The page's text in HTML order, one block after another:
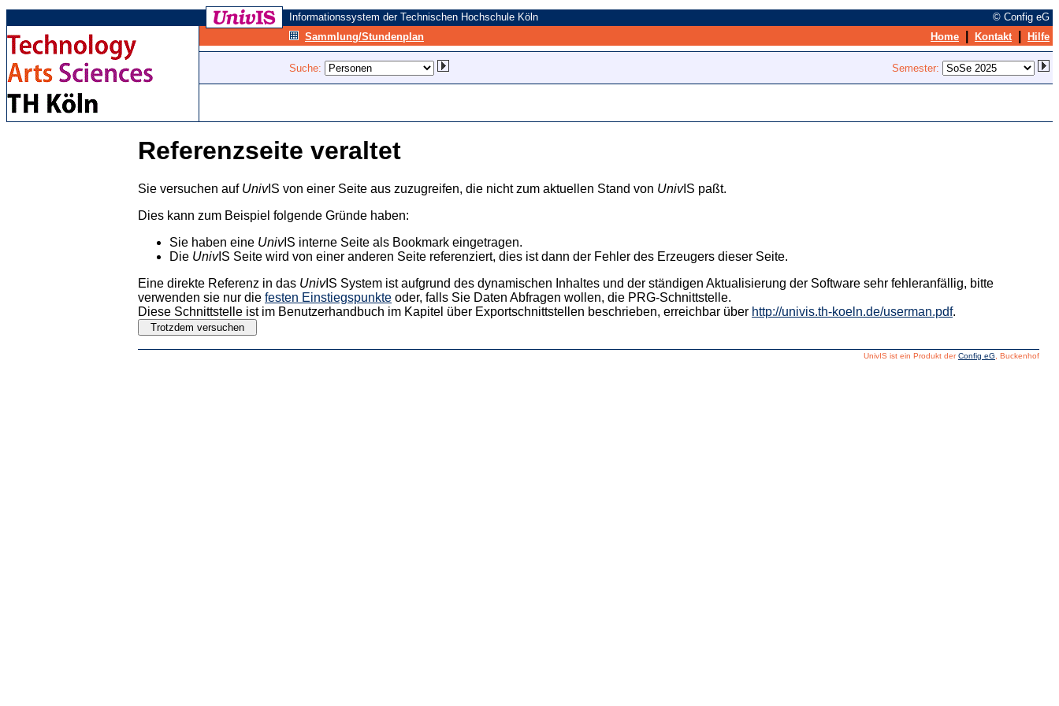
Informationssystem der Technischen Hochschule Köln
© Config eG
Sammlung/Stundenplan
Home Kontakt Hilfe
Suche: Semester:
Referenzseite veraltet
Sie versuchen auf UnivIS von einer Seite aus zuzugreifen, die nicht zum aktuellen Stand von UnivIS paßt.
Dies kann zum Beispiel folgende Gründe haben:
Sie haben eine UnivIS interne Seite als Bookmark eingetragen.
Die UnivIS Seite wird von einer anderen Seite referenziert, dies ist dann der Fehler des Erzeugers dieser Seite.
Eine direkte Referenz in das UnivIS System ist aufgrund des dynamischen Inhaltes und der ständigen Aktualisierung der Software sehr fehleranfällig, bitte
verwenden sie nur die festen Einstiegspunkte oder, falls Sie Daten Abfragen wollen, die PRG-Schnittstelle.
Diese Schnittstelle ist im Benutzerhandbuch im Kapitel über Exportschnittstellen beschrieben, erreichbar über http://univis.th-koeln.de/userman.pdf.
UnivIS ist ein Produkt derConfig eG , Buckenhof